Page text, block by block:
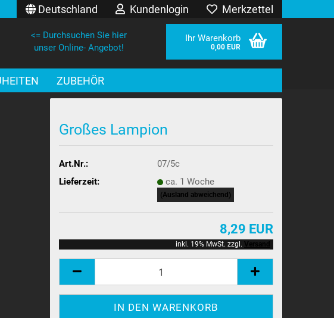
Deutschland Kundenlogin Merkzettel
<= Durchsuchen Sie hier
unser Online- Angebot!
Ihr Warenkorb
0,00 EUR
ZUBEHÖR
Großes Lampion
Art.Nr.:
07/5c
Lieferzeit:
ca. 1 Woche
(Ausland abweichend)
8,29 EUR
inkl. 19% MwSt. zzgl. Versand